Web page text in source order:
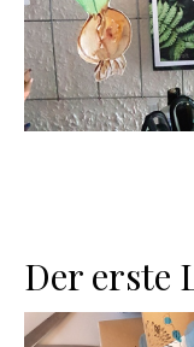
Der erste